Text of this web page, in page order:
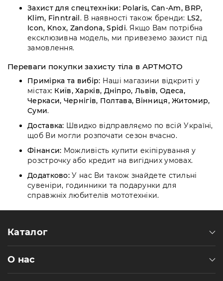
Захист для спецтехніки: Polaris, Can-Am, BRP,
Klim, Finntrail . В наявності також бренди: LS2,
Icon, Knox, Zandona, Spidi. Якщо Вам потрібна
ексклюзивна модель, ми привеземо захист під
замовлення.
Переваги покупки захисту тіла в АРТМОТО
Примірка та вибір: Наші магазини відкриті у
містах: Київ, Харків, Дніпро, Львів, Одеса,
Черкаси, Чернігів, Полтава, Вінниця, Житомир,
Суми.
Доставка: Швидко відправляємо по всій Україні,
щоб Ви могли розпочати сезон вчасно.
Фінанси: Можливість купити екіпірування у
розстрочку або кредит на вигідних умовах.
Додатково: У нас Ви також знайдете стильні
сувеніри, годинники та подарунки для
справжніх любителів мототехніки.
Каталог
О нас